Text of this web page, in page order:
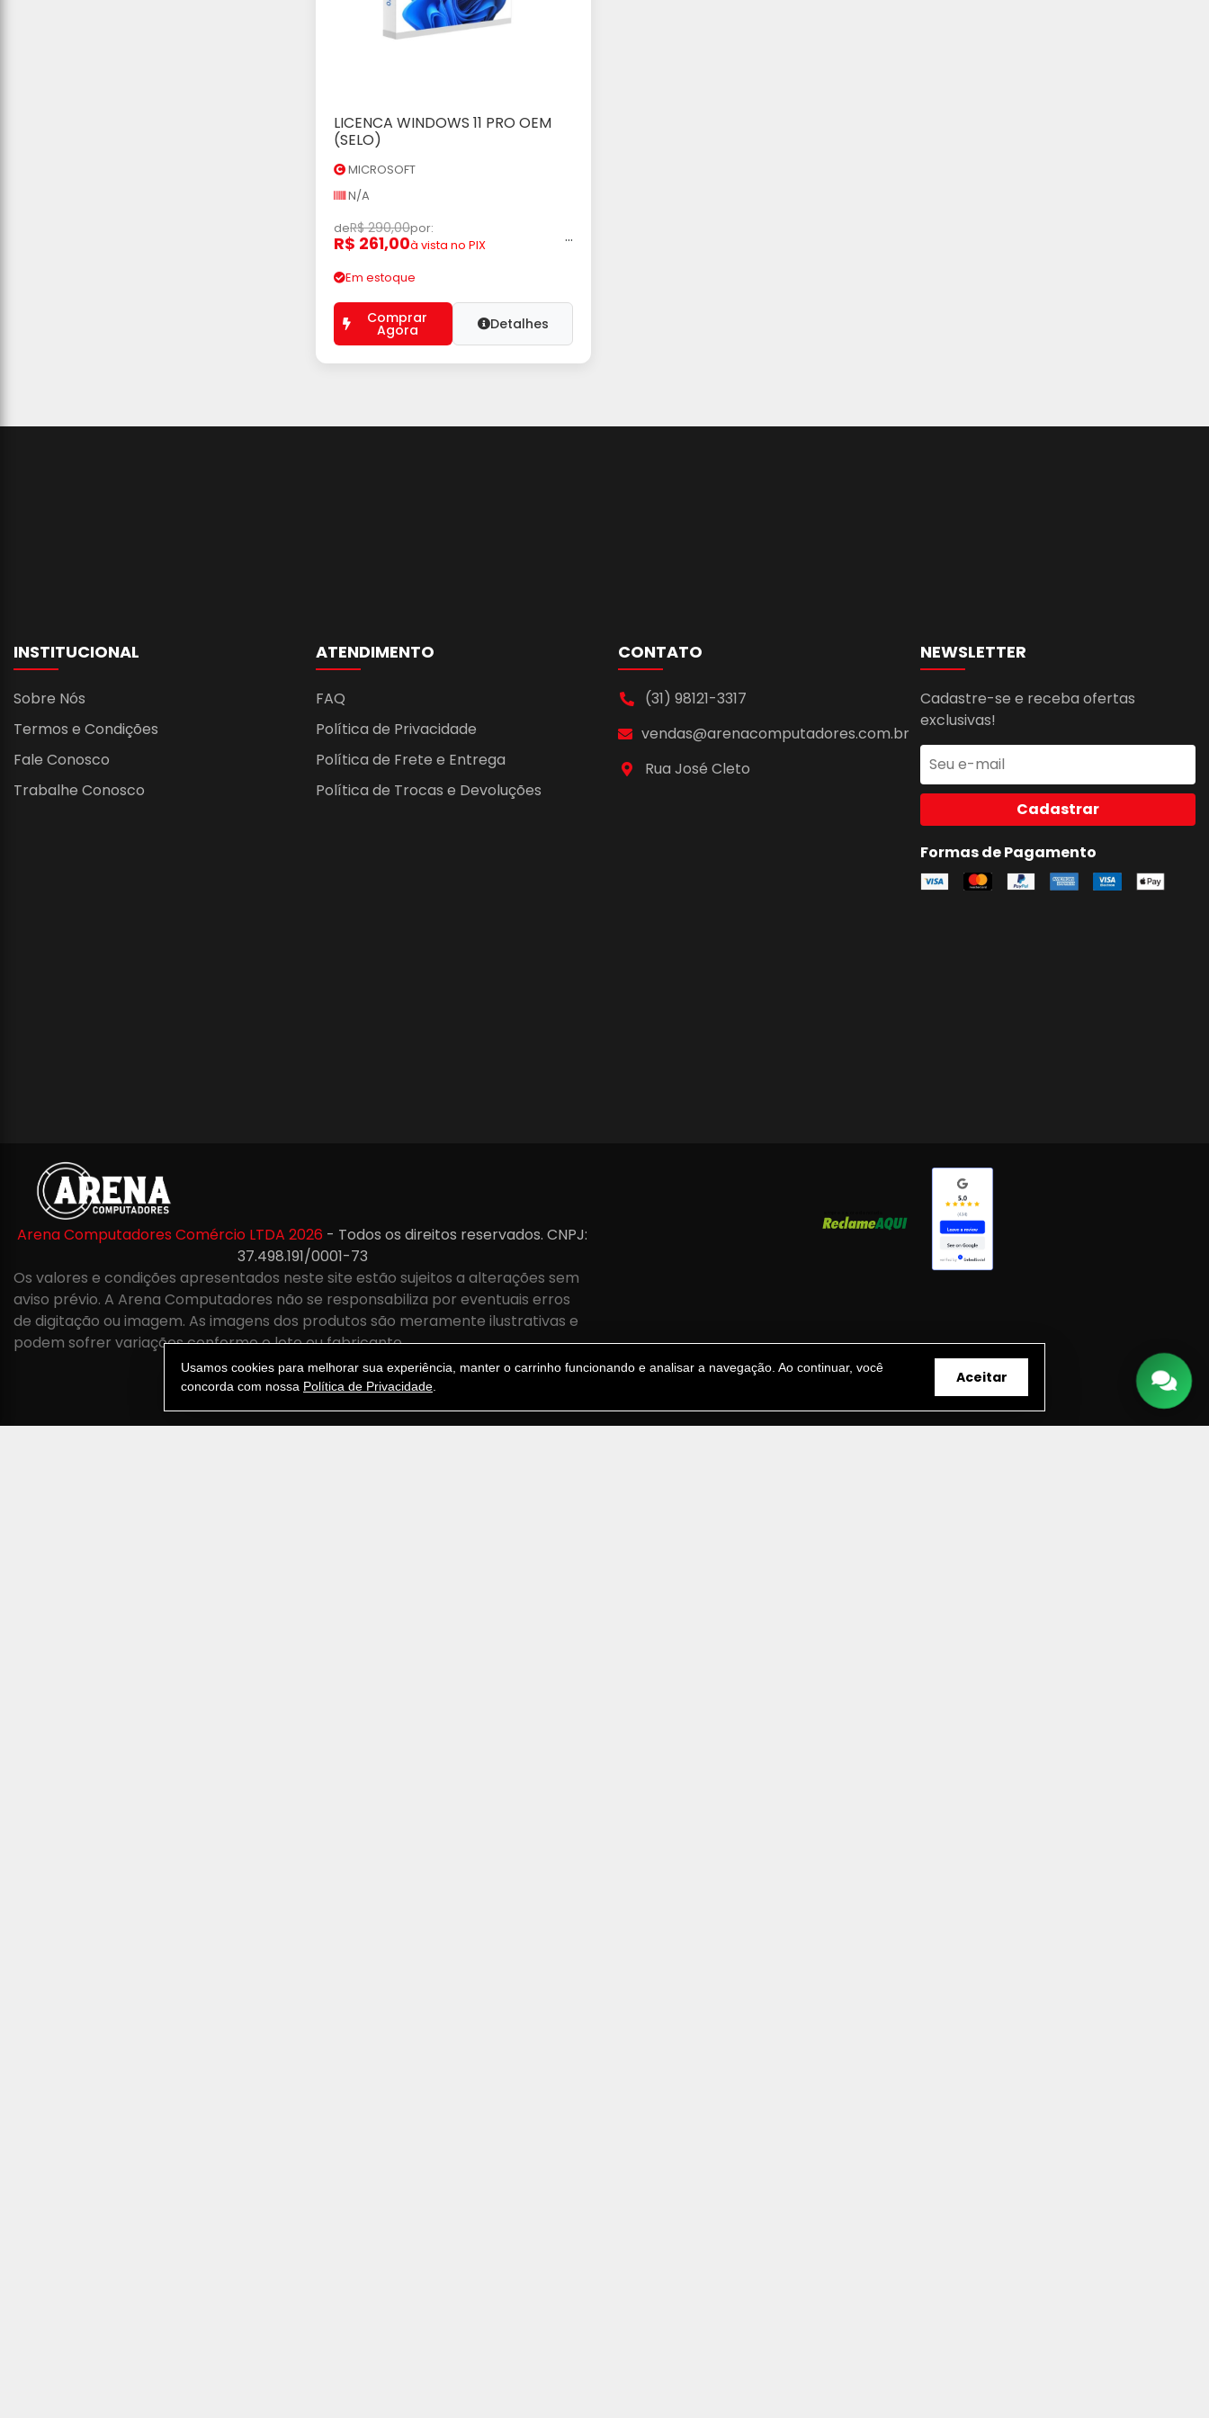
Adicionar ao Carrinho
LICENCA WINDOWS 11 PRO OEM
(SELO)
MICROSOFT
N/A
deR$ 290,00por:
R$ 261,00à vista no PIX ...
Em estoque
Comprar
Agora Detalhes
INSTITUCIONAL
Sobre Nós
Termos e Condições
Fale Conosco
Trabalhe Conosco
ATENDIMENTO
FAQ
Política de Privacidade
Política de Frete e Entrega
Política de Trocas e Devoluções
CONTATO
(31) 98121-3317
vendas@arenacomputadores.com.br
Rua José Cleto
NEWSLETTER
Cadastre-se e receba ofertas
exclusivas!
Cadastrar
Formas de Pagamento
Arena Computadores Comércio LTDA 2026 - Todos os direitos reservados. CNPJ:
37.498.191/0001-73
Os valores e condições apresentados neste site estão sujeitos a alterações sem
aviso prévio. A Arena Computadores não se responsabiliza por eventuais erros
de digitação ou imagem. As imagens dos produtos são meramente ilustrativas e
podem sofrer variações conforme o lote ou fabricante.
Usamos cookies para melhorar sua experiência, manter o carrinho funcionando e analisar a navegação. Ao continuar, você
concorda com nossa Política de Privacidade Aceitar